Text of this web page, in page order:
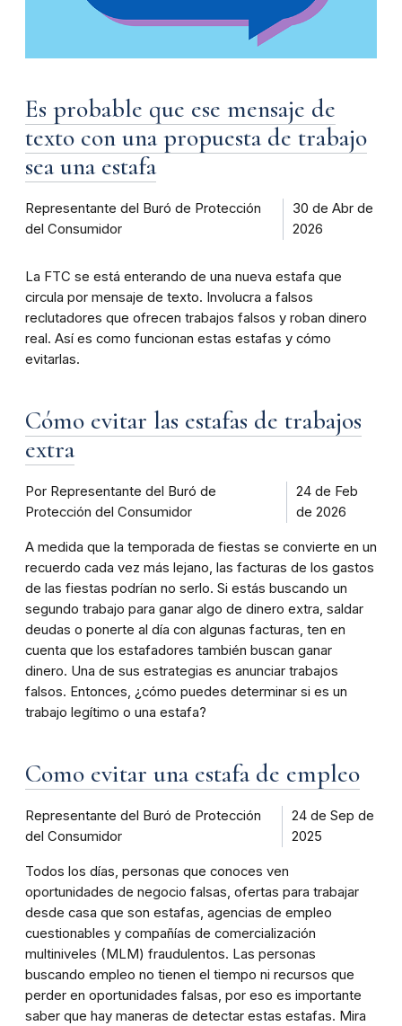
Es probable que ese mensaje de
texto con una propuesta de trabajo
sea una estafa
Representante del Buró de Protección
del Consumidor
30 de Abr de
2026
La FTC se está enterando de una nueva estafa que
circula por mensaje de texto. Involucra a falsos
reclutadores que ofrecen trabajos falsos y roban dinero
real. Así es como funcionan estas estafas y cómo
evitarlas.
Cómo evitar las estafas de trabajos
extra
Por Representante del Buró de
Protección del Consumidor
24 de Feb
de 2026
A medida que la temporada de fiestas se convierte en un
recuerdo cada vez más lejano, las facturas de los gastos
de las fiestas podrían no serlo. Si estás buscando un
segundo trabajo para ganar algo de dinero extra, saldar
deudas o ponerte al día con algunas facturas, ten en
cuenta que los estafadores también buscan ganar
dinero. Una de sus estrategias es anunciar trabajos
falsos. Entonces, ¿cómo puedes determinar si es un
trabajo legítimo o una estafa?
Como evitar una estafa de empleo
Representante del Buró de Protección
del Consumidor
24 de Sep de
2025
Todos los días, personas que conoces ven
oportunidades de negocio falsas, ofertas para trabajar
desde casa que son estafas, agencias de empleo
cuestionables y compañías de comercialización
multiniveles (MLM) fraudulentos. Las personas
buscando empleo no tienen el tiempo ni recursos que
perder en oportunidades falsas, por eso es importante
saber que hay maneras de detectar estas estafas. Mira